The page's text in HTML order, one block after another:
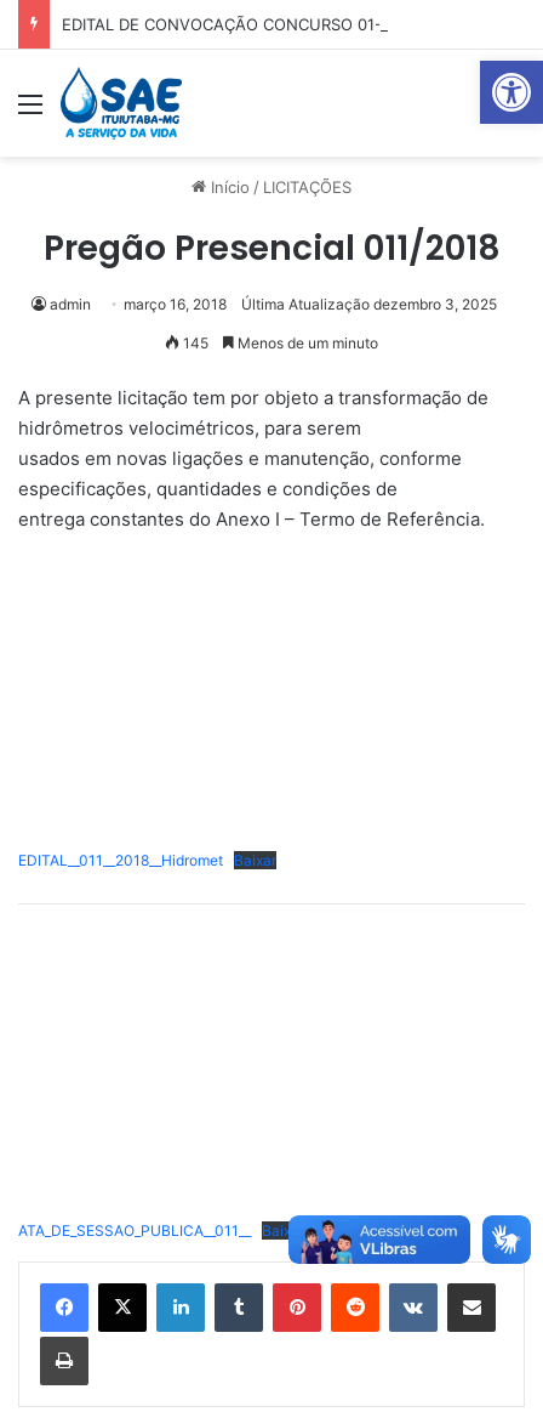
Abrir
EDITAL DE CONVOCAÇÃO CONCURSO 01-2025
Menu
Início / LICITAÇÕES
Pregão Presencial 011/2018
admin março 16, 2018 Última Atualização dezembro 3, 2025
145 Menos de um minuto
A presente licitação tem por objeto a transformação de
hidrômetros velocimétricos, para serem
usados em novas ligações e manutenção, conforme
especificações, quantidades e condições de
entrega constantes do Anexo I – Termo de Referência.
EDITAL__011__2018__Hidromet Baixar
ATA_DE_SESSAO_PUBLICA__011__ Baixar
LinkedinTumblr PinterestReddit VK Compartilhar via e-mail
Imprimir